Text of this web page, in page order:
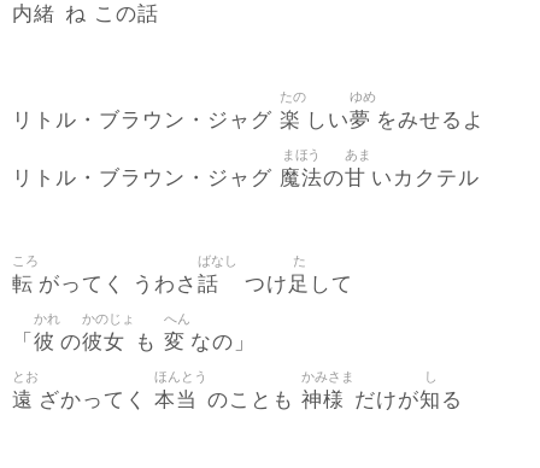
内緒 ね この話
リトル・ブラウン・ジャグ 楽
たの
しい夢
ゆめ
をみせるよ
リトル・ブラウン・ジャグ 魔法
まほう
の甘
あま
いカクテル
転
ころ
がってく うわさ 話
ばなし
つけ 足
た
して
「 彼
かれ
の彼女
かのじょ
も 変
へん
なの」
遠
とお
ざかってく 本当
ほんとう
のことも 神様
かみさま
だけが知
し
る